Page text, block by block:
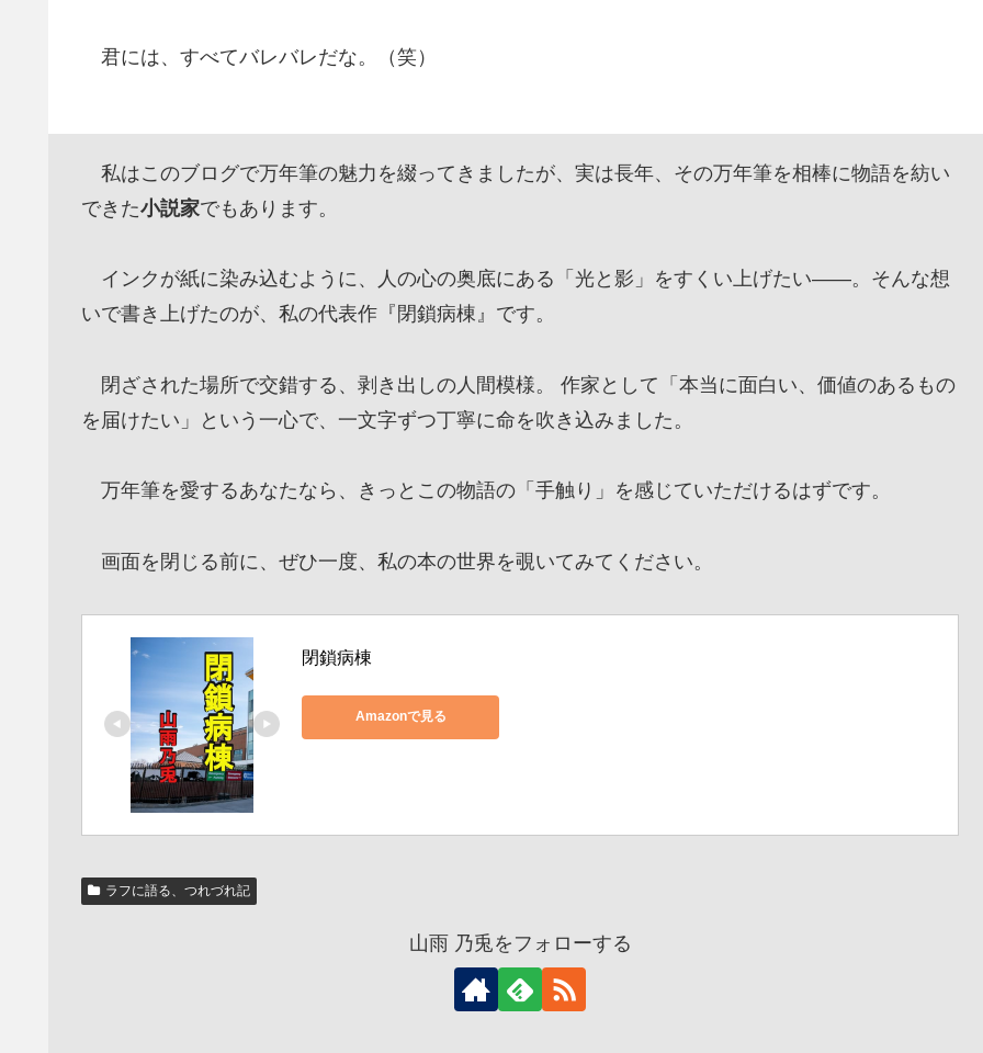
君には、すべてバレバレだな。（笑）
私はこのブログで万年筆の魅力を綴ってきましたが、実は長年、その万年筆を相棒に物語を紡い
できた小説家でもあります。
インクが紙に染み込むように、人の心の奥底にある「光と影」をすくい上げたい——。そんな想
いで書き上げたのが、私の代表作『閉鎖病棟』です。
閉ざされた場所で交錯する、剥き出しの人間模様。 作家として「本当に面白い、価値のあるもの
を届けたい」という一心で、一文字ずつ丁寧に命を吹き込みました。
万年筆を愛するあなたなら、きっとこの物語の「手触り」を感じていただけるはずです。
画面を閉じる前に、ぜひ一度、私の本の世界を覗いてみてください。
閉鎖病棟
Amazonで見る
ラフに語る、つれづれ記
山雨 乃兎をフォローする